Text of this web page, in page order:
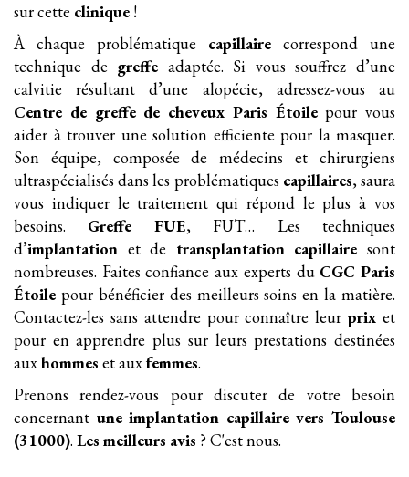
sur cette clinique !
À chaque problématique capillaire correspond une
technique de greffe adaptée. Si vous souffrez d’une
calvitie résultant d’une alopécie, adressez-vous au
Centre de greffe de cheveux Paris Étoilepour vous
aider à trouver une solution efficiente pour la masquer.
Son équipe, composée de médecins et chirurgiens
ultraspécialisés dans les problématiques capillaires, saura
vous indiquer le traitement qui répond le plus à vos
besoins. Greffe FUE, FUT… Les techniques
d’implantation et de transplantation capillaire sont
nombreuses. Faites confiance aux experts du CGC Paris
Étoile pour bénéficier des meilleurs soins en la matière.
Contactez-les sans attendre pour connaître leurprix et
pour en apprendre plus sur leurs prestations destinées
auxhommes et auxfemmes.
Prenons rendez-vous pour discuter de votre besoin
concernant une implantation capillaire vers Toulouse
(31000). Les meilleurs avis ? C'est nous.